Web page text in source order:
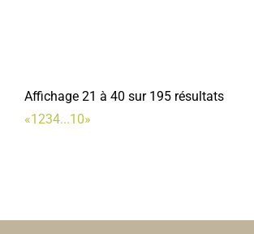
Affichage 21 à 40 sur 195 résultats
«1234...10»